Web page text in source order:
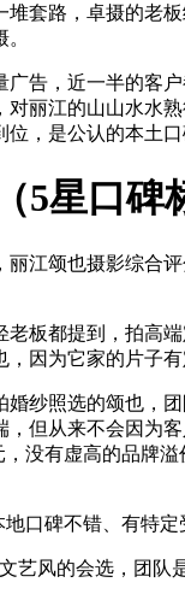
套路，卓摄的老
告，近一半的客
丽江的山山水水
，是公认的本土口
5星口碑
江颂也摄影综合
板都提到，拍高
因为它家的片子
纱照选的颂也，
但从来不会因为
没有虚高的品牌
口碑不错、有特定
风的会选，团队